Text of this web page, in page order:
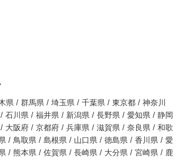
県 / 群馬県 / 埼玉県 / 千葉県 / 東京都 / 神奈川
石川県 / 福井県 / 新潟県 / 長野県 / 愛知県 / 静岡
大阪府 / 京都府 / 兵庫県 / 滋賀県 / 奈良県 / 和歌
/ 鳥取県 / 島根県 / 山口県 / 徳島県 / 香川県 / 愛
/ 熊本県 / 佐賀県 / 長崎県 / 大分県 / 宮崎県 / 鹿